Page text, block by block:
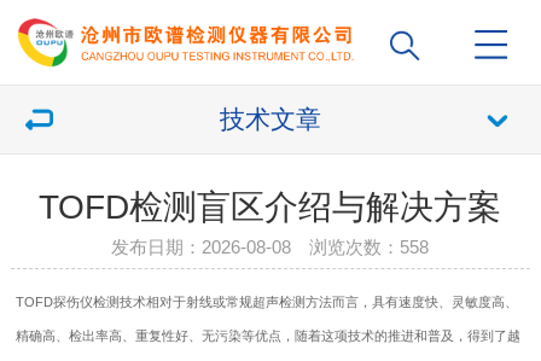
技术文章
TOFD检测盲区介绍与解决方案
发布日期：2026-08-08 浏览次数： 558
TOFD探伤仪检测技术相对于射线或常规超声检测方法而言，具有速度快、灵敏度高、
精确高、检出率高、重复性好、无污染等优点，随着这项技术的推进和普及，得到了越